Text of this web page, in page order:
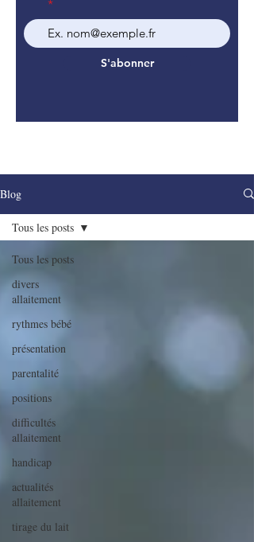
S'abonner
Blog
Tous les posts
divers
allaitement
rythmes bébé
présentation
parentalité
positions
difficultés
allaitement
handicap
actualités
allaitement
tirage du lait
Tous les posts